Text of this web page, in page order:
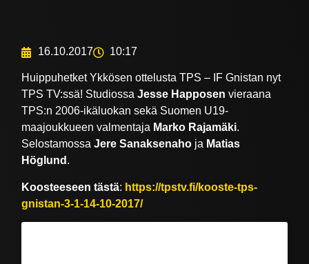
16.10.2017 10:17
Huippuhetket Ykkösen ottelusta TPS – IF Gnistan nyt
TPS TV:ssä! StudiossaJesse Happosen vieraana
TPS:n 2006-ikäluokan sekä Suomen U19-
maajoukkueen valmentaja Marko Rajamäki.
SelostamossaJere Sanaksenaho ja Matias
Höglund .
Koosteeseen tästä: https://tpstv.fi/kooste-tps-
gnistan-3-1-14-10-2017/